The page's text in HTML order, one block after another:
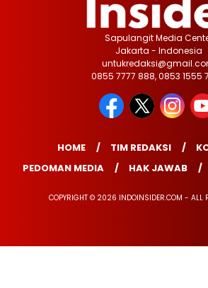
Sapulangit Media
Jakarta - Indonesia
0855 7777 888, 0853 1555
HOME TIM REDAKSI
PEDOMAN MEDIA
HAK JAWAB
COPYRIGHT © 2026 INDOINSIDER.COM - ALL